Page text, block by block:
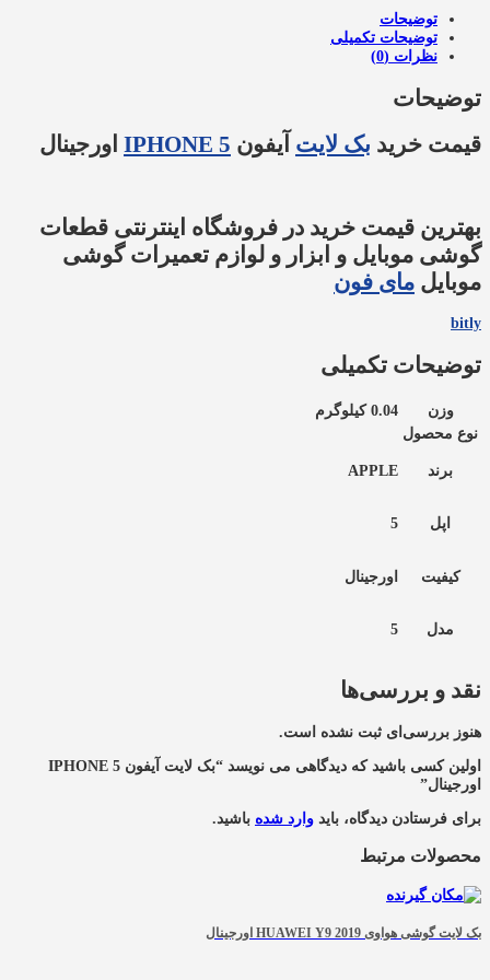
توضیحات
توضیحات تکمیلی
نظرات (0)
توضیحات
قیمت خرید بک لایت آیفون IPHONE 5 اورجینال
بهترین قیمت خرید در فروشگاه اینترنتی قطعات
گوشی موبایل و ابزار و لوازم تعمیرات گوشی
موبایل مای فون
bitly
توضیحات تکمیلی
وزن
0.04 کیلوگرم
نوع محصول
برند APPLE
اپل 5
کیفیت اورجینال
مدل 5
نقد و بررسی‌ها
هنوز بررسی‌ای ثبت نشده است.
اولین کسی باشید که دیدگاهی می نویسد “بک لایت آیفون IPHONE 5
اورجینال”
برای فرستادن دیدگاه، باید وارد شده باشید.
محصولات مرتبط
بک لایت گوشی هواوی HUAWEI Y9 2019 اورجینال